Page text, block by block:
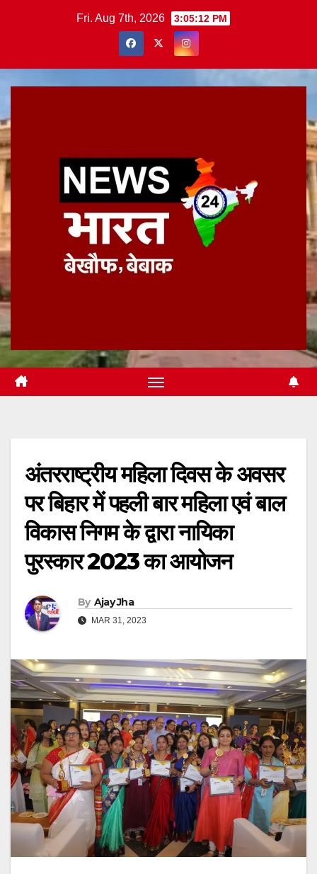
Fri. Aug 7th, 2026 3:05:12 PM
अंतरराष्ट्रीय महिला दिवस के अवसर
पर बिहार में पहली बार महिला एवं बाल
विकास निगम के द्वारा नायिका
पुरस्कार 2023 का आयोजन
By Ajay Jha
MAR 31, 2023